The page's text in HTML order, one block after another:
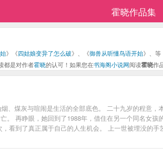
霍晓作品集
》《四姑娘变异了怎么破》、《御兽从听懂鸟语开始》、等
都是对作者霍晓的认可！如果您在书海阁小说网阅读霍晓作
、煤灰与喧闹是生活的全部底色。 二十九岁的程意
。 再睁眼，她回到了1988年，借住在另一个同名女
看到了真正属于自己的人生机会。 上一世被埋没的
劲，她用现代厨艺、前世经验、系统辅助，一步步在
何把“生存”变成“逆袭”。